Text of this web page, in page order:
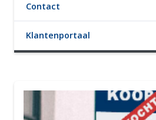
Contact
Klantenportaal